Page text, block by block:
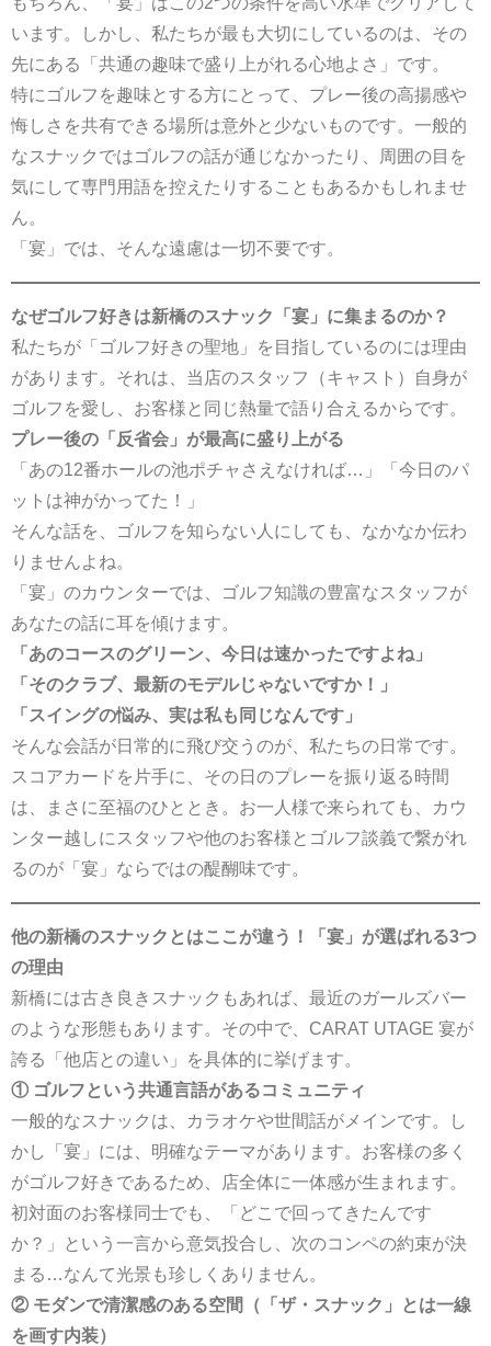
います。しかし、私たちが最も大切にしているのは、その
先にある「共通の趣味で盛り上がれる心地よさ」です。
特にゴルフを趣味とする方にとって、プレー後の高揚感や
悔しさを共有できる場所は意外と少ないものです。一般的
なスナックではゴルフの話が通じなかったり、周囲の目を
気にして専門用語を控えたりすることもあるかもしれませ
ん。
「宴」では、そんな遠慮は一切不要です。
なぜゴルフ好きは新橋のスナック「宴」に集まるのか？
私たちが「ゴルフ好きの聖地」を目指しているのには理由
があります。それは、当店のスタッフ（キャスト）自身が
ゴルフを愛し、お客様と同じ熱量で語り合えるからです。
プレー後の「反省会」が最高に盛り上がる
「あの12番ホールの池ポチャさえなければ…」「今日のパ
ットは神がかってた！」
そんな話を、ゴルフを知らない人にしても、なかなか伝わ
りませんよね。
「宴」のカウンターでは、ゴルフ知識の豊富なスタッフが
あなたの話に耳を傾けます。
「あのコースのグリーン、今日は速かったですよね」
「そのクラブ、最新のモデルじゃないですか！」
「スイングの悩み、実は私も同じなんです」
そんな会話が日常的に飛び交うのが、私たちの日常です。
スコアカードを片手に、その日のプレーを振り返る時間
は、まさに至福のひととき。お一人様で来られても、カウ
ンター越しにスタッフや他のお客様とゴルフ談義で繋がれ
るのが「宴」ならではの醍醐味です。
他の新橋のスナックとはここが違う！「宴」が選ばれる3つ
の理由
新橋には古き良きスナックもあれば、最近のガールズバー
のような形態もあります。その中で、CARAT UTAGE 宴が
誇る「他店との違い」を具体的に挙げます。
① ゴルフという共通言語があるコミュニティ
一般的なスナックは、カラオケや世間話がメインです。し
かし「宴」には、明確なテーマがあります。お客様の多く
がゴルフ好きであるため、店全体に一体感が生まれます。
初対面のお客様同士でも、「どこで回ってきたんです
か？」という一言から意気投合し、次のコンペの約束が決
まる…なんて光景も珍しくありません。
② モダンで清潔感のある空間（「ザ・スナック」とは一線
を画す内装）